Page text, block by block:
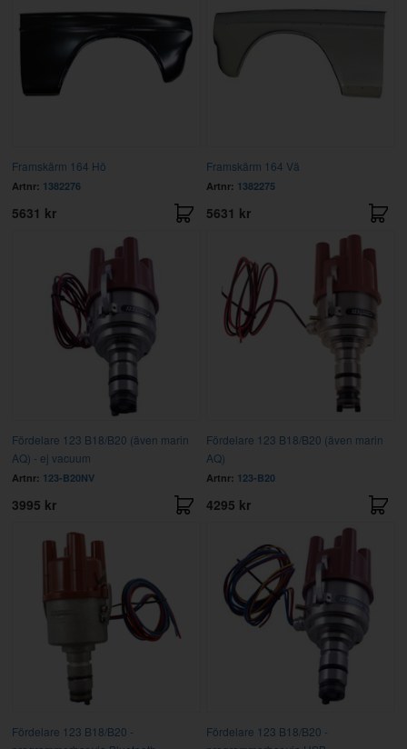
Framskärm 164 Hö
Artnr: 1382276
5631 kr
Framskärm 164 Vä
Artnr: 1382275
5631 kr
Fördelare 123 B18/B20 (även marin
AQ) - ej vacuum
Artnr: 123-B20NV
3995 kr
Fördelare 123 B18/B20 (även marin
AQ)
Artnr: 123-B20
4295 kr
Fördelare 123 B18/B20 -
Fördelare 123 B18/B20 -